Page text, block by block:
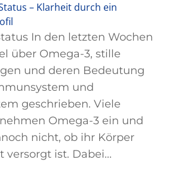
– Klarheit durch ein
In den letzten Wochen
über Omega-3, stille
und deren Bedeutung
und
geschrieben. Viele
Omega-3 ein und
nicht, ob ihr Körper
ist. Dabei...